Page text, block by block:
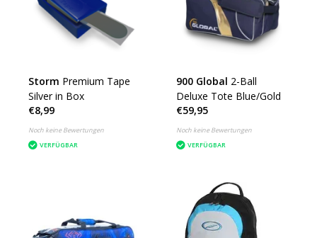
Storm Premium Tape
Silver in Box
€8,99
Noch keine Bewertungen
VERFÜGBAR
900 Global 2-Ball
Deluxe Tote Blue/Gold
€59,95
Noch keine Bewertungen
VERFÜGBAR